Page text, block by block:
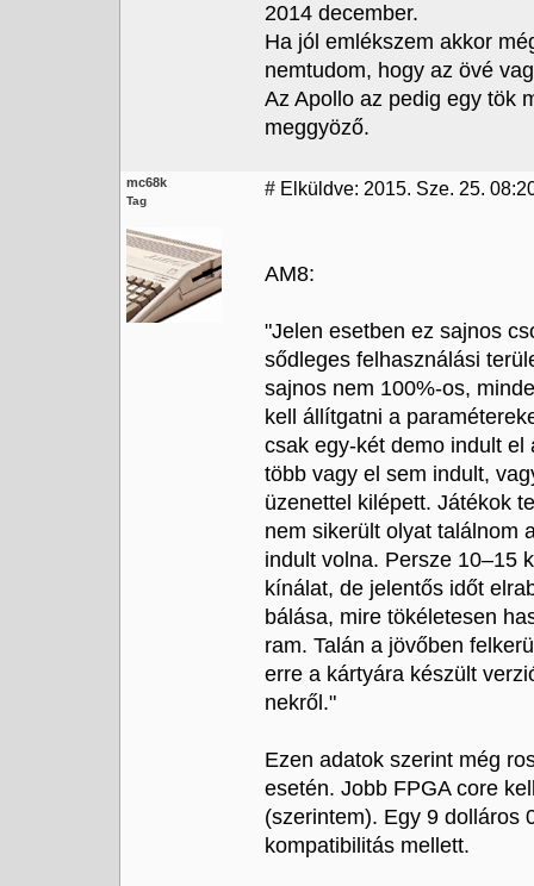
2014 december.
Ha jól emlékszem akkor
nemtudom, hogy az övé
Az Apollo az pedig egy tök
meggyöző.
mc68k
Tag
# Elküldve: 2015. Sze. 25.
AM8:
"Jelen esetben ez sajnos
sődleges felhasználási
sajnos nem 100%-os,
kell állítgatni a
csak egy-két demo indult
több vagy el sem indult,
üzenettel kilépett. Játékok
nem sikerült olyat találnom
indult volna. Persze 10–15
kínálat, de jelentős időt
bálása, mire tökéletesen
ram. Talán a jövőben
erre a kártyára készült
nekről."
Ezen adatok szerint még
esetén. Jobb FPGA core
(szerintem). Egy 9 dolláros
kompatibilitás mellett.